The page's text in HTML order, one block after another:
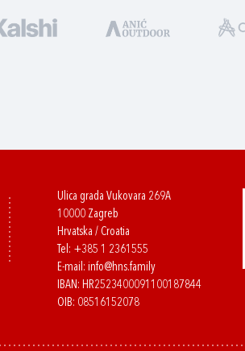
Ulica grada Vukovara 269A
10000 Zagreb
Hrvatska / Croatia
Tel: +385 1 2361555
E-mail: info@hns.family
IBAN: HR2523400091100187844
OIB: 08516152078